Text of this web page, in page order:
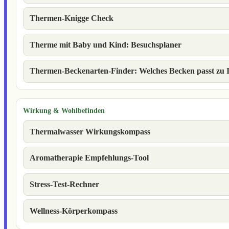
Thermen-Knigge Check
Therme mit Baby und Kind: Besuchsplaner
Thermen-Beckenarten-Finder: Welches Becken passt zu
Wirkung & Wohlbefinden
Thermalwasser Wirkungskompass
Aromatherapie Empfehlungs-Tool
Stress-Test-Rechner
Wellness-Körperkompass